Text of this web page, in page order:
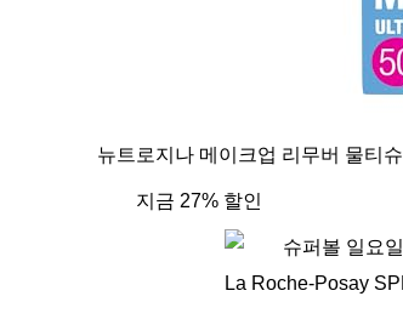
뉴트로지나 메이크업 리무버 물티슈
지금 27% 할인